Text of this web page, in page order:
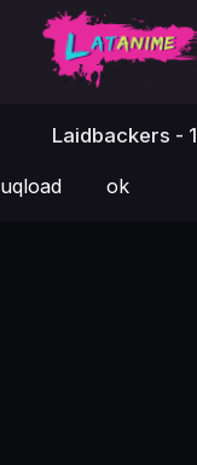
Laidbackers - 1
uqload ok